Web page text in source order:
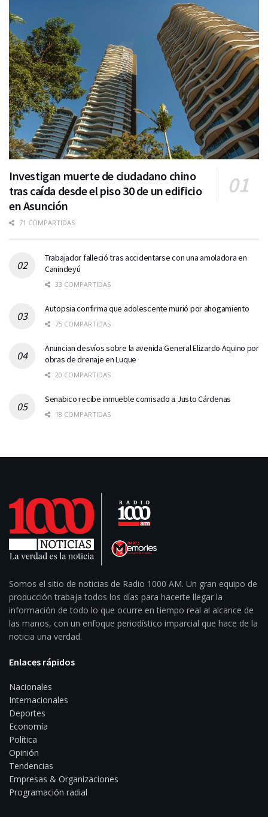
Investigan muerte de ciudadano chino
tras caída desde el piso 30 de un edificio
en Asunción
71 COMPARTIDAS
Trabajador falleció tras accidentarse con una amoladora en
Canindeyú
33 COMPARTIDAS
Autopsia confirma que adolescente murió por ahogamiento
75 COMPARTIDAS
Anuncian desvíos sobre la avenida General Elizardo Aquino por
obras de drenaje en Luque
20 COMPARTIDAS
Senabico recibe inmueble comisado a Justo Cárdenas
18 COMPARTIDAS
Somos el sitio de noticias de Radio 1000 AM. Un gran equipo de
producción trabaja todos los días para hacerte llegar la
información de todo lo que ocurre en tiempo real al alcance de
las manos, con un enfoque periodístico imparcial que hace de la
noticia una verdad.
Enlaces rápidos
Nacionales
Internacionales
Deportes
Economía
Política
Opinión
Tendencias
Empresas & Organizaciones
Programación radial